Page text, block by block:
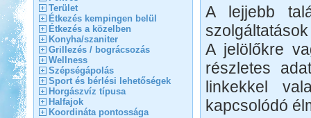
Terület
Étkezés kempingen belül
Étkezés a közelben
Konyha/szaniter
Grillezés / bográcsozás
Wellness
Szépségápolás
Sport és bérlési lehetőségek
Horgászvíz típusa
Halfajok
Koordináta pontossága
A lejjebb
A jelölőkre
részletes
linkekkel
kapcsolódó